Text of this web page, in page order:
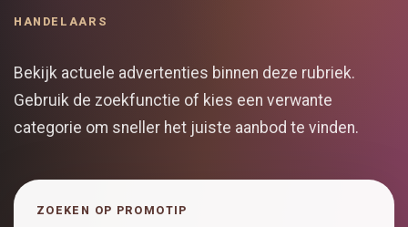
HANDELAARS
Bekijk actuele advertenties binnen deze rubriek.
Gebruik de zoekfunctie of kies een verwante
categorie om sneller het juiste aanbod te vinden.
ZOEKEN OP PROMOTIP